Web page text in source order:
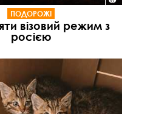
ПОДОРОЖІ
візовий режим з
росією